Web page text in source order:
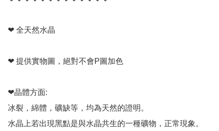
❤ 全天然水晶
❤ 提供實物圖，絕對不會P圖加色
❤晶體方面:
冰裂，綿體，礦缺等，均為天然的證明。
水晶上若出現黑點是與水晶共生的一種礦物，正常現象。